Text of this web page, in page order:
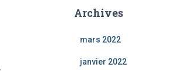
Archives
mars 2022
janvier 2022